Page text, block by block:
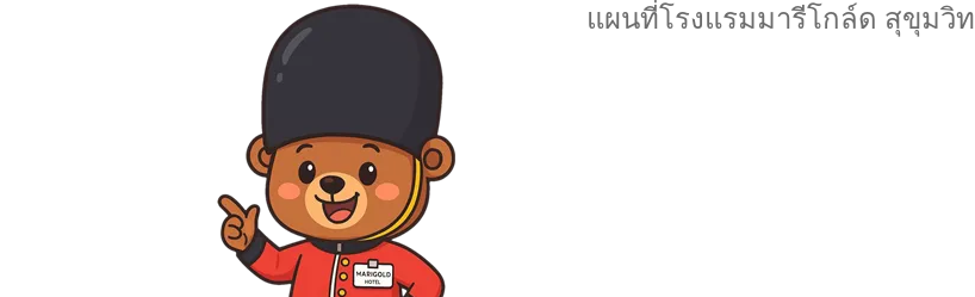
แผนที่โรงแรมมารีโกล์ด สุขุมวิท